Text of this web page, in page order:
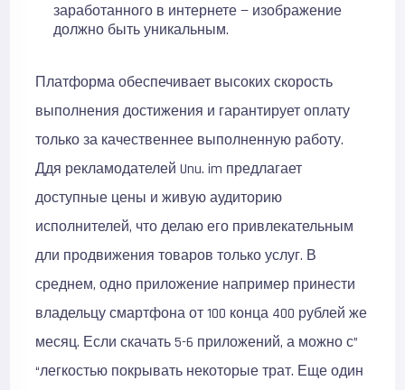
заработанного в интернете — изображение
должно быть уникальным.
Платформа обеспечивает высоких скорость
выполнения достижения и гарантирует оплату
только за качественнее выполненную работу.
Ддя рекламодателей Unu. im предлагает
доступные цены и живую аудиторию
исполнителей, что делаю его привлекательным
дли продвижения товаров только услуг. В
среднем, одно приложение например принести
владельцу смартфона от 100 конца 400 рублей же
месяц. Если скачать 5-6 приложений, а можно с”
“легкостью покрывать некоторые трат. Еще один